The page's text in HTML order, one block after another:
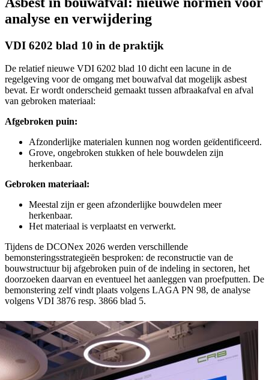
analyse en verwijdering
VDI 6202 blad 10 in de praktijk
De relatief nieuwe VDI 6202 blad 10 dicht een lacune in de
regelgeving voor de omgang met bouwafval dat mogelijk asbest
bevat. Er wordt onderscheid gemaakt tussen afbraakafval en afval
van gebroken materiaal:
Afgebroken puin:
Afzonderlijke materialen kunnen nog worden geïdentificeerd.
Grove, ongebroken stukken of hele bouwdelen zijn
herkenbaar.
Gebroken materiaal:
Meestal zijn er geen afzonderlijke bouwdelen meer
herkenbaar.
Het materiaal is verplaatst en verwerkt.
Tijdens de DCONex 2026 werden verschillende
bemonsteringsstrategieën besproken: de reconstructie van de
bouwstructuur bij afgebroken puin of de indeling in sectoren, het
doorzoeken daarvan en eventueel het aanleggen van proefputten. De
bemonstering zelf vindt plaats volgens LAGA PN 98, de analyse
volgens VDI 3876 resp. 3866 blad 5.